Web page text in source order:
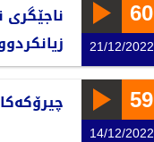
60
21/12/2022
59
14/12/2022